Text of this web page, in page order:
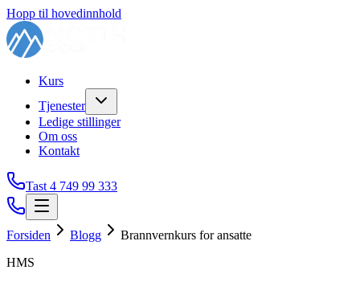
Hopp til hovedinnhold
Kurs
Tjenester
Ledige stillinger
Om oss
Kontakt
Tast 4 749 99 333
Forsiden Blogg
Brannvernkurs for ansatte
HMS